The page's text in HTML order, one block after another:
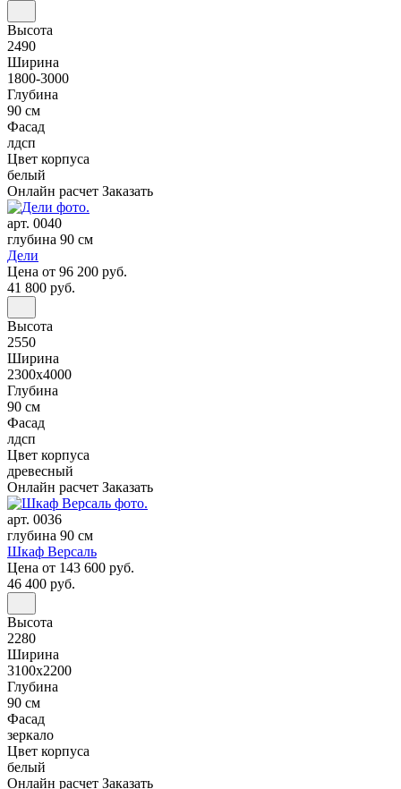
Высота
2490
Ширина
1800-3000
Глубина
90 см
Фасад
лдсп
Цвет корпуса
белый
Онлайн расчет Заказать
арт. 0040
глубина 90 см
Дели
Цена от 96 200 руб.
41 800 руб.
Высота
2550
Ширина
2300x4000
Глубина
90 см
Фасад
лдсп
Цвет корпуса
древесный
Онлайн расчет Заказать
арт. 0036
глубина 90 см
Шкаф Версаль
Цена от 143 600 руб.
46 400 руб.
Высота
2280
Ширина
3100x2200
Глубина
90 см
Фасад
зеркало
Цвет корпуса
белый
Онлайн расчет Заказать